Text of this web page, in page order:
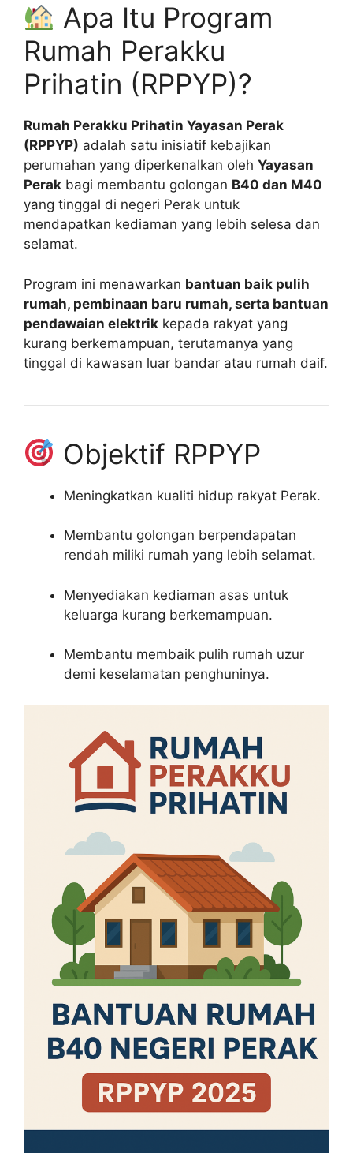
Apa Itu Program
Rumah Perakku
Prihatin (RPPYP)?
Rumah Perakku Prihatin Yayasan Perak
(RPPYP) adalah satu inisiatif kebajikan
perumahan yang diperkenalkan oleh Yayasan
Perak bagi membantu golongan B40 dan M40
yang tinggal di negeri Perak untuk
mendapatkan kediaman yang lebih selesa dan
selamat.
Program ini menawarkan bantuan baik pulih
rumah, pembinaan baru rumah, serta bantuan
pendawaian elektrik kepada rakyat yang
kurang berkemampuan, terutamanya yang
tinggal di kawasan luar bandar atau rumah daif.
Objektif RPPYP
Meningkatkan kualiti hidup rakyat Perak.
Membantu golongan berpendapatan
rendah miliki rumah yang lebih selamat.
Menyediakan kediaman asas untuk
keluarga kurang berkemampuan.
Membantu membaik pulih rumah uzur
demi keselamatan penghuninya.